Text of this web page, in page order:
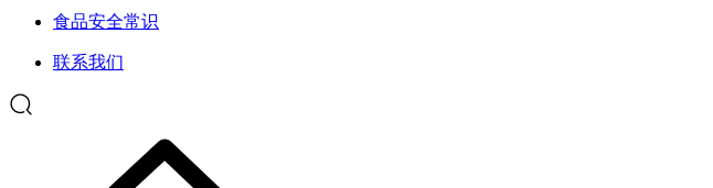
食品安全常识
联系我们